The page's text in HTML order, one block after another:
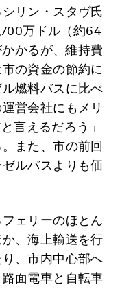
リン・スタヴ氏
万ドル（約64
かるが、維持費
の資金の節約に
燃料バスに比べ
営会社にもメリ
言えるだろう」
また、市の前回
ルバスよりも価
ェリーのほとん
、海上輸送を行
、市内中心部へ
面電車と自転車